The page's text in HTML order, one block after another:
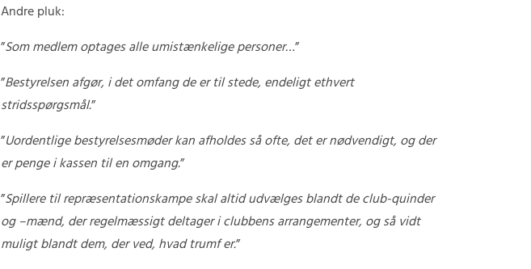
Andre pluk:
”Som medlem optages alle umistænkelige personer…”
”Bestyrelsen afgør, i det omfang de er til stede, endeligt ethvert
stridsspørgsmål.”
”Uordentlige bestyrelsesmøder kan afholdes så ofte, det er nødvendigt, og der
er penge i kassen til en omgang.”
”Spillere til repræsentationskampe skal altid udvælges blandt de club-quinder
og –mænd, der regelmæssigt deltager i clubbens arrangementer, og så vidt
muligt blandt dem, der ved, hvad trumf er.”